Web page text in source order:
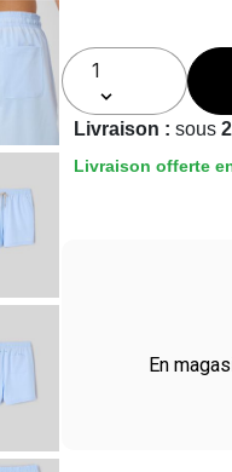
Livraison : sous
Livraison offerte
En